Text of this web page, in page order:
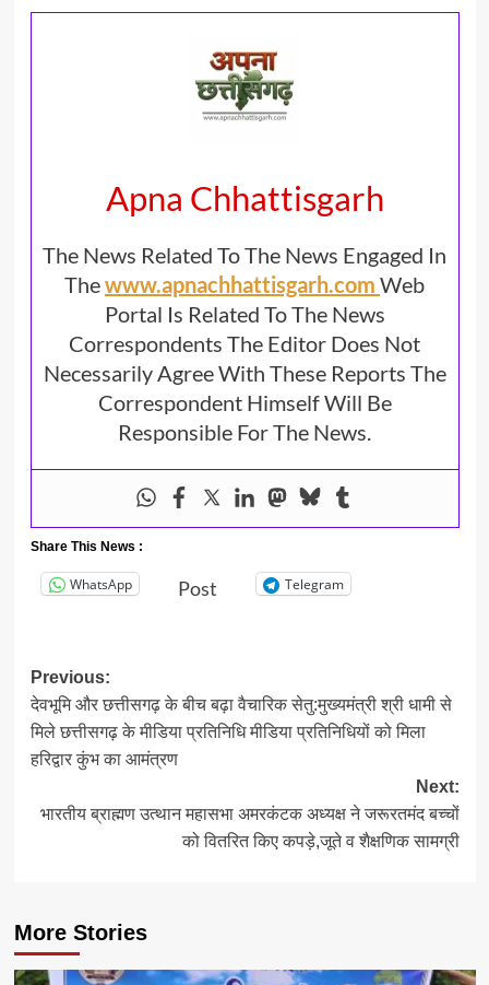
Apna Chhattisgarh
The News Related To The News Engaged In
Thewww.apnachhattisgarh.com Web
Portal Is Related To The News
Correspondents The Editor Does Not
Necessarily Agree With These Reports The
Correspondent Himself Will Be
Responsible For The News.
Share This News :
WhatsApp Post Telegram
Post
navigation
Previous:
देवभूमि और छत्तीसगढ़ के बीच बढ़ा वैचारिक सेतु:मुख्यमंत्री श्री धामी से
मिले छत्तीसगढ़ के मीडिया प्रतिनिधि मीडिया प्रतिनिधियों को मिला
हरिद्वार कुंभ का आमंत्रण
Next:
भारतीय ब्राह्मण उत्थान महासभा अमरकंटक अध्यक्ष ने जरूरतमंद बच्चों
को वितरित किए कपड़े,जूते व शैक्षणिक सामग्री
More Stories